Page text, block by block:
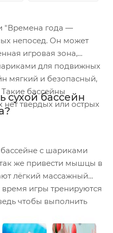
"Времена года —
непосед. Он может
игровая зона,
для подвижных
мягкий и безопасный,
бассейны
нет твердых или острых
сухой бассейн
с шариками
же привести мышцы в
лёгкий массажный
игры тренируются
чтобы выполнить
Тренировочный